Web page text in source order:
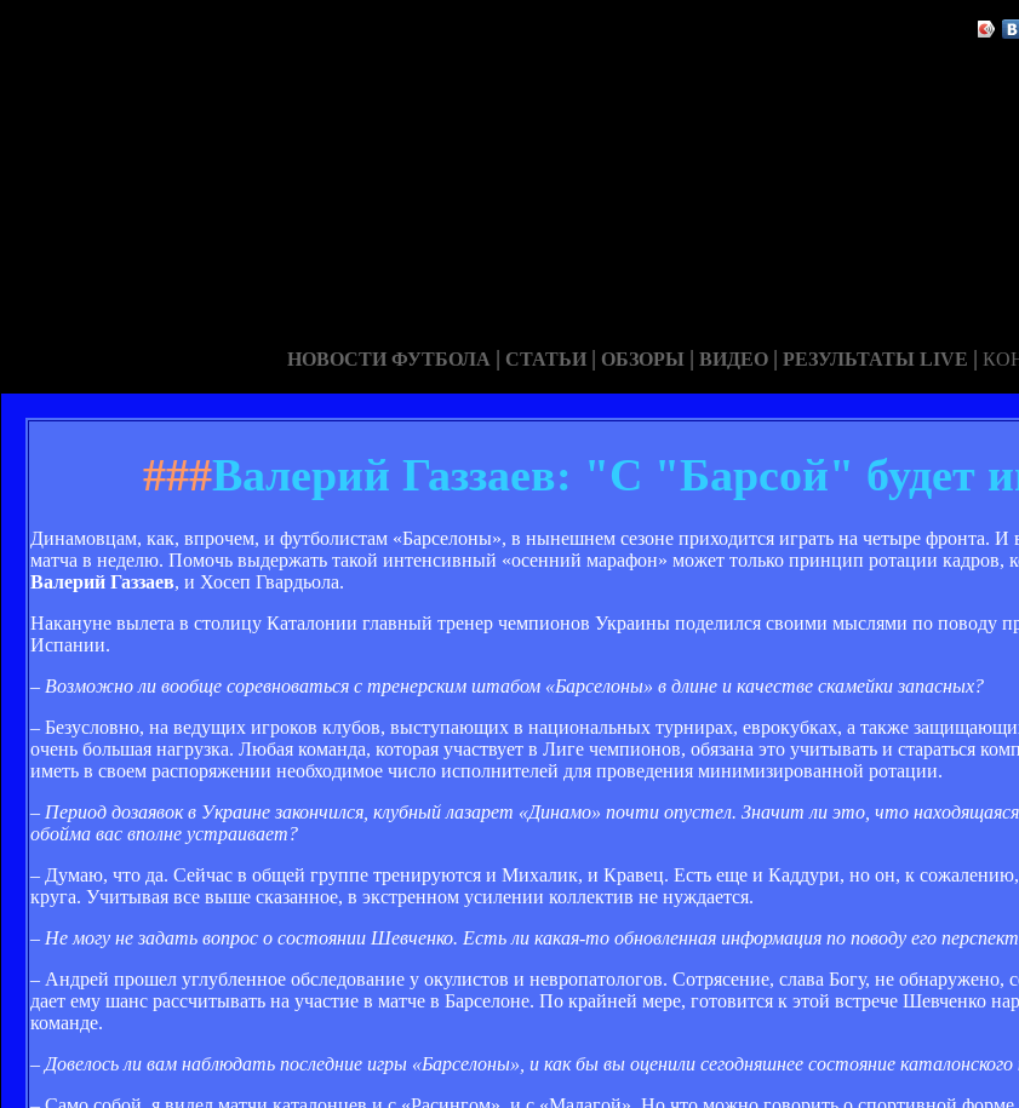
НОВОСТИ ФУТБОЛА | СТАТЬИ | ОБЗОРЫ | ВИДЕО | РЕЗУЛЬТАТЫ LIVE |
###Валерий Газзаев: "С "Барсой" будет
Динамовцам, как, впрочем, и футболистам «Барселоны», в нынешнем сезоне приходится играть на четыре фронта. И
матча в неделю. Помочь выдержать такой интенсивный «осенний марафон» может только принцип ротации кадров,
Валерий Газзаев, и Хосеп Гвардьола.
Накануне вылета в столицу Каталонии главный тренер чемпионов Украины поделился своими мыслями по поводу
Испании.
– Возможно ли вообще соревноваться с тренерским штабом «Барселоны» в длине и качестве скамейки запасных?
– Безусловно, на ведущих игроков клубов, выступающих в национальных турнирах, еврокубках, а также
очень большая нагрузка. Любая команда, которая участвует в Лиге чемпионов, обязана это учитывать и стараться
иметь в своем распоряжении необходимое число исполнителей для проведения минимизированной ротации.
– Период дозаявок в Украине закончился, клубный лазарет «Динамо» почти опустел. Значит ли это, что
обойма вас вполне устраивает?
– Думаю, что да. Сейчас в общей группе тренируются и Михалик, и Кравец. Есть еще и Каддури, но он, к
круга. Учитывая все выше сказанное, в экстренном усилении коллектив не нуждается.
– Не могу не задать вопрос о состоянии Шевченко. Есть ли какая-то обновленная информация по поводу его
– Андрей прошел углубленное обследование у окулистов и невропатологов. Сотрясение, слава Богу, не обнаружено,
дает ему шанс рассчитывать на участие в матче в Барселоне. По крайней мере, готовится к этой встрече Шевченко
команде.
– Довелось ли вам наблюдать последние игры «Барселоны», и как бы вы оценили сегодняшнее состояние каталонского